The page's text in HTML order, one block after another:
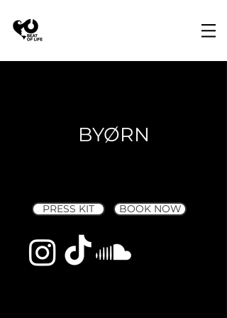
BYØRN
PRESS KIT BOOK NOW